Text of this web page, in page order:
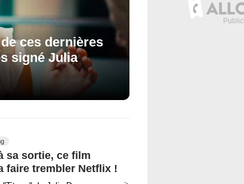
ces dernières
signé Julia
sa sortie, ce film
faire trembler Netflix !